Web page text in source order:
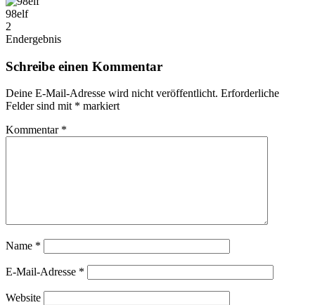
98elf
2
Endergebnis
Schreibe einen Kommentar
Deine E-Mail-Adresse wird nicht veröffentlicht. Erforderliche
Felder sind mit * markiert
Kommentar *
Name *
E-Mail-Adresse *
Website